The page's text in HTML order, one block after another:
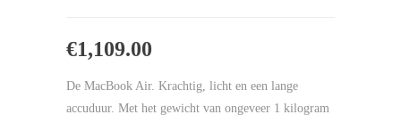
€1,109.00
De MacBook Air. Krachtig, licht en een lange
accuduur. Met het gewicht van ongeveer 1 kilogram